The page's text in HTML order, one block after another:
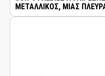
ΜΕΤΑΛΛΙΚΟΣ, ΜΙΑΣ